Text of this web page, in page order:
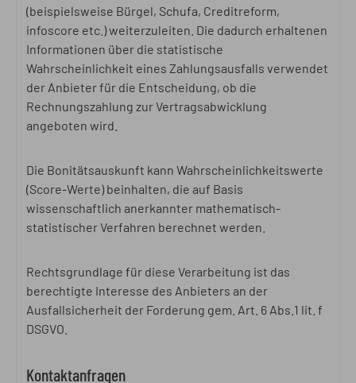
(beispielsweise Bürgel, Schufa, Creditreform,
infoscore etc.) weiterzuleiten. Die dadurch erhaltenen
Informationen über die statistische
Wahrscheinlichkeit eines Zahlungsausfalls verwendet
der Anbieter für die Entscheidung, ob die
Rechnungszahlung zur Vertragsabwicklung
angeboten wird.
Die Bonitätsauskunft kann Wahrscheinlichkeitswerte
(Score-Werte) beinhalten, die auf Basis
wissenschaftlich anerkannter mathematisch-
statistischer Verfahren berechnet werden.
Rechtsgrundlage für diese Verarbeitung ist das
berechtigte Interesse des Anbieters an der
Ausfallsicherheit der Forderung gem. Art. 6 Abs.1 lit. f
DSGVO.
Kontaktanfragen